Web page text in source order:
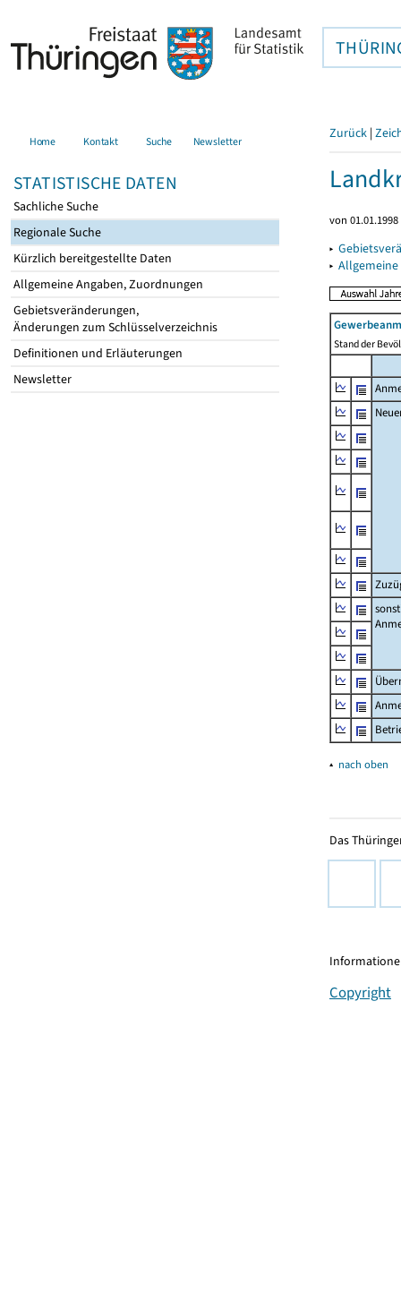
Home Kontakt Suche Newsletter
STATISTISCHE DATEN
Sachliche Suche
Regionale Suche
Kürzlich bereitgestellte Daten
Allgemeine Angaben, Zuordnungen
Gebietsveränderungen,
Änderungen zum Schlüsselverzeichnis
Definitionen und Erläuterungen
Newsletter
Zurück |
von
▸
▸
Stand der
▴ nach oben
Das
Copyright